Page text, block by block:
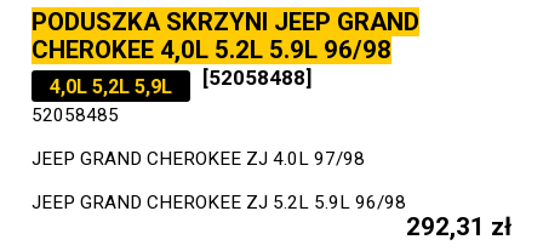
PODUSZKA SKRZYNI JEEP GRAND
CHEROKEE 4,0L 5.2L 5.9L 96/98
4,0L 5,2L 5,9L [52058488]
52058485
JEEP GRAND CHEROKEE ZJ 4.0L 97/98
JEEP GRAND CHEROKEE ZJ 5.2L 5.9L 96/98
292,31 zł